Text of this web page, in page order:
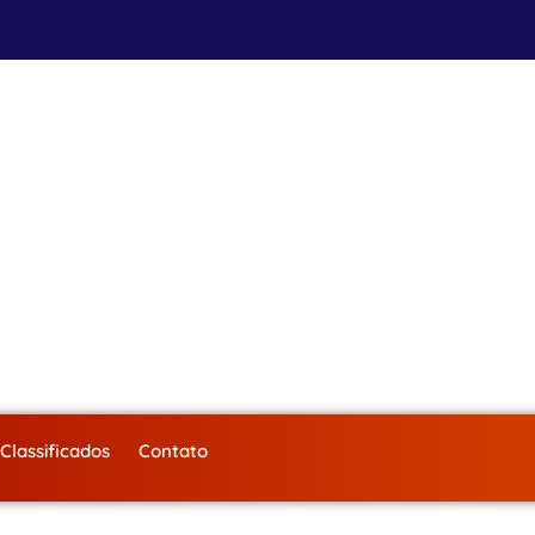
Classificados Contato